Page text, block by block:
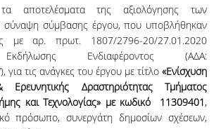
τα αποτελέσματα της αξιολόγησης των
σύναψη σύμβασης έργου, που υποβλήθηκαν
με αρ. πρωτ. 1807/2796-20/27.01.2020
Ενδιαφέροντος (ΑΔΑ:
τις ανάγκες του έργου με τίτλο «Ενίσχυση
Ερευνητικής Δραστηριότητας Τμήματος
και Τεχνολογίας» με κωδικό 11309401,
πρόσωπο, συνεργάτη δημοσίων σχέσεων,